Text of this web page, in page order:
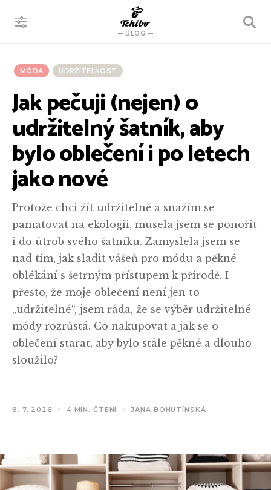
BLOG
VYHLEDÁVÁNÍ
MÓDA UDRŽITELNOST
Jak pečuji (nejen) o
udržitelný šatník, aby
bylo oblečení i po letech
jako nové
Protože chci žít udržitelně a snažím se
pamatovat na ekologii, musela jsem se ponořit
i do útrob svého šatníku. Zamyslela jsem se
nad tím, jak sladit vášeň pro módu a pěkné
oblékání s šetrným přístupem k přírodě. I
přesto, že moje oblečení není jen to
„udržitelné“, jsem ráda, že se výběr udržitelné
módy rozrůstá. Co nakupovat a jak se o
oblečení starat, aby bylo stále pěkné a dlouho
sloužilo?
8. 7. 2026 4 MIN. ČTENÍ JANA BOHUTÍNSKÁ